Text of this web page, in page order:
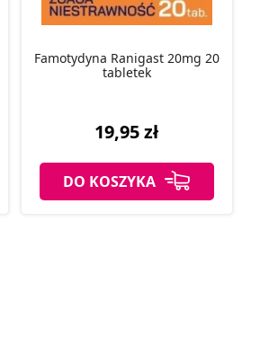
Famotydyna Ranigast 20mg 20
tabletek
19,95 zł
DO KOSZYKA